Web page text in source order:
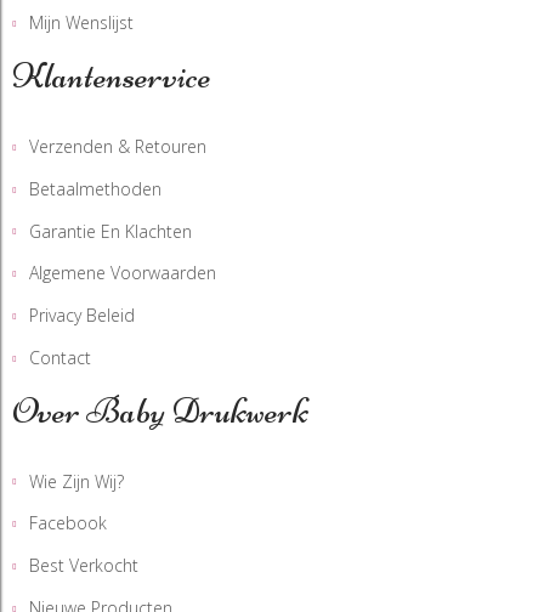
Mijn Wenslijst
Klantenservice
Verzenden & Retouren
Betaalmethoden
Garantie En Klachten
Algemene Voorwaarden
Privacy Beleid
Contact
Over Baby Drukwerk
Wie Zijn Wij?
Facebook
Best Verkocht